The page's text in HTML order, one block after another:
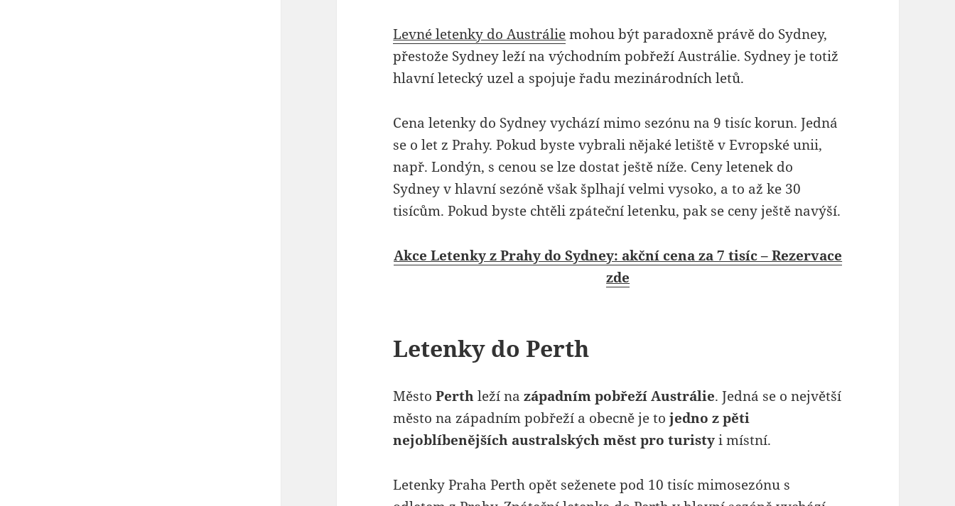
Levné letenky do Austráliemohou být paradoxně právě do Sydney,
přestože Sydney leží na východním pobřeží Austrálie. Sydney je totiž
hlavní letecký uzel a spojuje řadu mezinárodních letů.
Cena letenky do Sydney vychází mimo sezónu na 9 tisíc korun. Jedná
se o let z Prahy. Pokud byste vybrali nějaké letiště v Evropské unii,
např. Londýn, s cenou se lze dostat ještě níže. Ceny letenek do
Sydney v hlavní sezóně však šplhají velmi vysoko, a to až ke 30
tisícům. Pokud byste chtěli zpáteční letenku, pak se ceny ještě navýší.
Akce Letenky z Prahy do Sydney: akční cena za 7 tisíc – Rezervace
zde
Letenky do Perth
MěstoPerthleží nazápadním pobřeží Austrálie. Jedná se o největší
město na západním pobřeží a obecně je tojedno z pěti
nejoblíbenějších australských měst pro turistyi místní.
Letenky Praha Perth opět seženete pod 10 tisíc mimosezónu s